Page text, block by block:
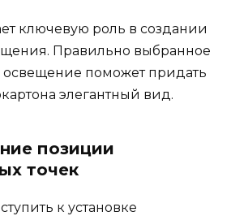
ключевую роль в создании
Правильно выбранное
освещение поможет придать
элегантный вид.
позиции
точек
к установке